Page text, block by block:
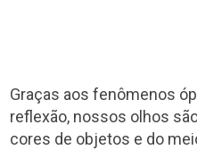
Graças aos fenômenos
reflexão, nossos olhos
cores de objetos e do